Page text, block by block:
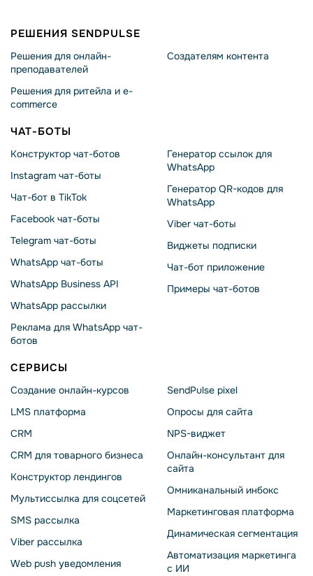
РЕШЕНИЯ SENDPULSE
Решения для онлайн-
преподавателей
Решения для ритейла и e-
commerce
Создателям контента
ЧАТ-БОТЫ
Конструктор чат-ботов
Instagram чат-боты
Чат-бот в TikTok
Facebook чат-боты
Telegram чат-боты
WhatsApp чат-боты
WhatsApp Business API
WhatsApp рассылки
Реклама для WhatsApp чат-
ботов
Генератор ссылок для
WhatsApp
Генератор QR-кодов для
WhatsApp
Viber чат-боты
Виджеты подписки
Чат-бот приложение
Примеры чат-ботов
СЕРВИСЫ
Создание онлайн-курсов
LMS платформа
CRM
CRM для товарного бизнеса
Конструктор лендингов
Мультиссылка для соцсетей
SMS рассылка
Viber рассылка
Web push уведомления
SendPulse pixel
Опросы для сайта
NPS-виджет
Онлайн-консультант для
сайта
Омниканальный инбокс
Маркетинговая платформа
Динамическая сегментация
Автоматизация маркетинга
с ИИ